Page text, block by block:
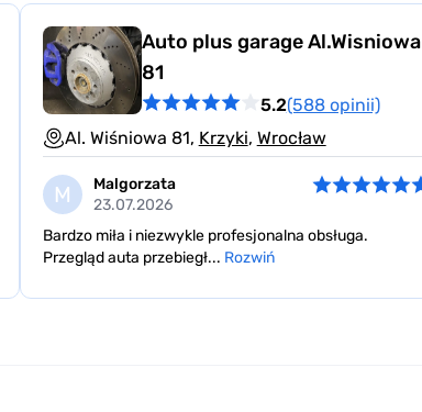
Auto plus garage Al.Wisniowa
81
5.2(588 opinii)
Al. Wiśniowa 81, Krzyki, Wrocław
M
Malgorzata
23.07.2026
Bardzo miła i niezwykle profesjonalna obsługa.
Przegląd auta przebiegł... Rozwiń